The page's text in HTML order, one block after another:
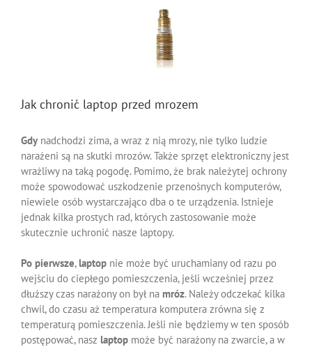
Jak chronić laptop przed mrozem
Gdy nadchodzi zima, a wraz z nią mrozy, nie tylko ludzie
narażeni są na skutki mrozów. Także sprzęt elektroniczny jest
wrażliwy na taką pogodę. Pomimo, że brak należytej ochrony
może spowodować uszkodzenie przenośnych komputerów,
niewiele osób wystarczająco dba o te urządzenia. Istnieje
jednak kilka prostych rad, których zastosowanie może
skutecznie uchronić nasze laptopy.
Po pierwsze, laptop nie może być uruchamiany od razu po
wejściu do ciepłego pomieszczenia, jeśli wcześniej przez
dłuższy czas narażony on był na mróz. Należy odczekać kilka
chwil, do czasu aż temperatura komputera zrówna się z
temperaturą pomieszczenia. Jeśli nie będziemy w ten sposób
postępować, nasz laptop może być narażony na zwarcie, a w